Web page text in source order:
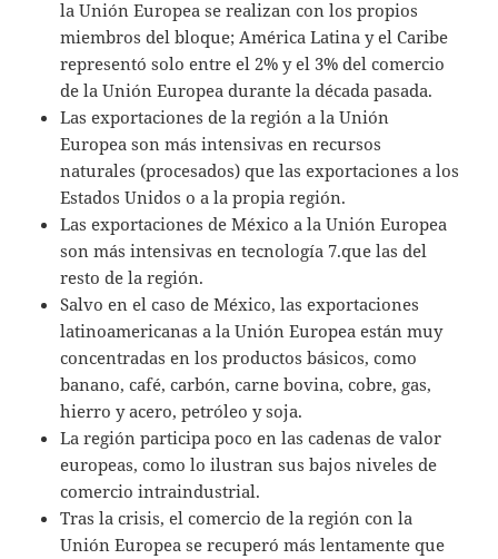
la Unión Europea se realizan con los propios
miembros del bloque; América Latina y el Caribe
representó solo entre el 2% y el 3% del comercio
de la Unión Europea durante la década pasada.
Las exportaciones de la región a la Unión
Europea son más intensivas en recursos
naturales (procesados) que las exportaciones a los
Estados Unidos o a la propia región.
Las exportaciones de México a la Unión Europea
son más intensivas en tecnología 7.que las del
resto de la región.
Salvo en el caso de México, las exportaciones
latinoamericanas a la Unión Europea están muy
concentradas en los productos básicos, como
banano, café, carbón, carne bovina, cobre, gas,
hierro y acero, petróleo y soja.
La región participa poco en las cadenas de valor
europeas, como lo ilustran sus bajos niveles de
comercio intraindustrial.
Tras la crisis, el comercio de la región con la
Unión Europea se recuperó más lentamente que